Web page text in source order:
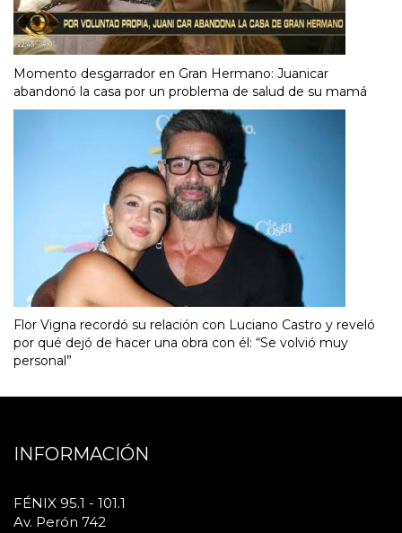
Momento desgarrador en Gran Hermano: Juanicar
abandonó la casa por un problema de salud de su mamá
Flor Vigna recordó su relación con Luciano Castro y reveló
por qué dejó de hacer una obra con él: “Se volvió muy
personal”
INFORMACIÓN
FÉNIX 95.1 - 101.1
Av. Perón 742